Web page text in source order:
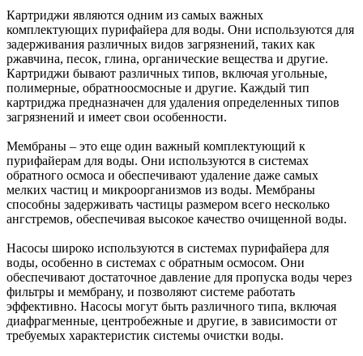
Картриджи являются одним из самых важных
комплектующих пурифайера для воды. Они используются для
задерживания различных видов загрязнений, таких как
ржавчина, песок, глина, органические вещества и другие.
Картриджи бывают различных типов, включая угольные,
полимерные, обратноосмосные и другие. Каждый тип
картриджа предназначен для удаления определенных типов
загрязнений и имеет свои особенности.
Мембраны – это еще один важный комплектующий к
пурифайерам для воды. Они используются в системах
обратного осмоса и обеспечивают удаление даже самых
мелких частиц и микроорганизмов из воды. Мембраны
способны задерживать частицы размером всего несколько
ангстремов, обеспечивая высокое качество очищенной воды.
Насосы широко используются в системах пурифайера для
воды, особенно в системах с обратным осмосом. Они
обеспечивают достаточное давление для пропуска воды через
фильтры и мембрану, и позволяют системе работать
эффективно. Насосы могут быть различного типа, включая
диафрагменные, центробежные и другие, в зависимости от
требуемых характеристик системы очистки воды.